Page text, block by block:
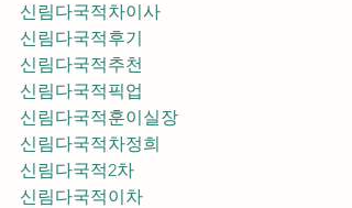
신림다국적차이사
신림다국적후기
신림다국적추천
신림다국적훈이실장
신림다국적차정희
신림다국적2차
신림다국적이차